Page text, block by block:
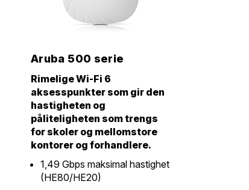
Aruba 500 serie
Rimelige Wi-Fi 6
aksesspunkter som gir den
hastigheten og
påliteligheten som trengs
for skoler og mellomstore
kontorer og forhandlere.
1,49 Gbps maksimal hastighet
(HE80/HE20)